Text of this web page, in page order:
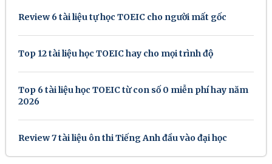
Review 6 tài liệu tự học TOEIC cho người mất gốc
Top 12 tài liệu học TOEIC hay cho mọi trình độ
Top 6 tài liệu học TOEIC từ con số 0 miễn phí hay năm
2026
Review 7 tài liệu ôn thi Tiếng Anh đầu vào đại học